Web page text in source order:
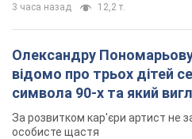
3 часа назад 12,2 т.
Олександру
відомо про трьох дітей
символа 90-х та який
мають
За розвитком кар'єри артист не
особисте щастя